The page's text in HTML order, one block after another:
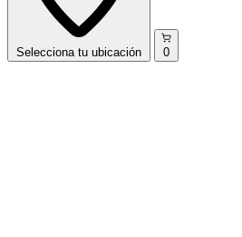
Selecciona tu ubicación 0